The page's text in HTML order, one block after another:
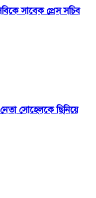
সাবেক প্রেস সচিব
সোহেলকে ছিনিয়ে